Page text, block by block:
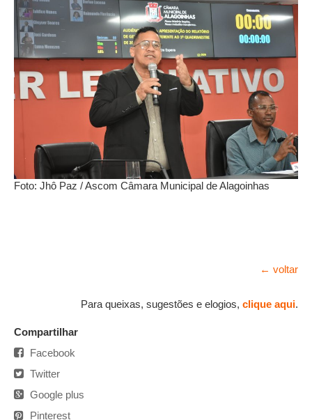
Foto: Jhô Paz / Ascom Câmara Municipal de Alagoinhas
← voltar
Para queixas, sugestões e elogios, clique aqui.
Compartilhar
Facebook
Twitter
Google plus
Pinterest